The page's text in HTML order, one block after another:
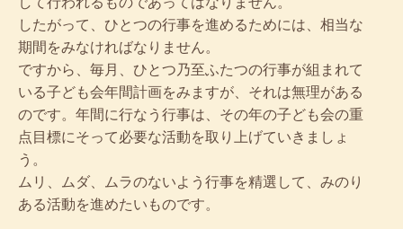
したがって、ひとつの行事を進めるためには、相当な
期間をみなければなりません。
ですから、毎月、ひとつ乃至ふたつの行事が組まれて
いる子ども会年間計画をみますが、それは無理がある
のです。年間に行なう行事は、その年の子ども会の重
点目標にそって必要な活動を取り上げていきましょ
う。
ムリ、ムダ、ムラのないよう行事を精選して、みのり
ある活動を進めたいものです。